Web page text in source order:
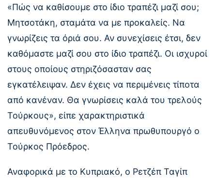
«Πώς να καθίσουμε στο ίδιο τραπέζι μαζί σου;
Μητσοτάκη, σταμάτα να με προκαλείς. Να
γνωρίζεις τα όριά σου. Αν συνεχίσεις έτσι, δεν
καθόμαστε μαζί σου στο ίδιο τραπέζι. Οι ισχυροί
στους οποίους στηριζόσασταν σας
εγκατέλειψαν. Δεν έχεις να περιμένεις τίποτα
από κανέναν. Θα γνωρίσεις καλά του τρελούς
Τούρκους», είπε χαρακτηριστικά
απευθυνόμενος στον Έλληνα πρωθυπουργό ο
Τούρκος Πρόεδρος.
Αναφορικά με το Κυπριακό, ο Ρετζέπ Ταγίπ